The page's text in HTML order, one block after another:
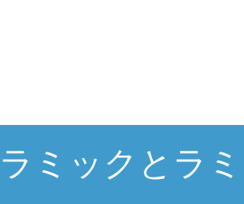
ミックとラ